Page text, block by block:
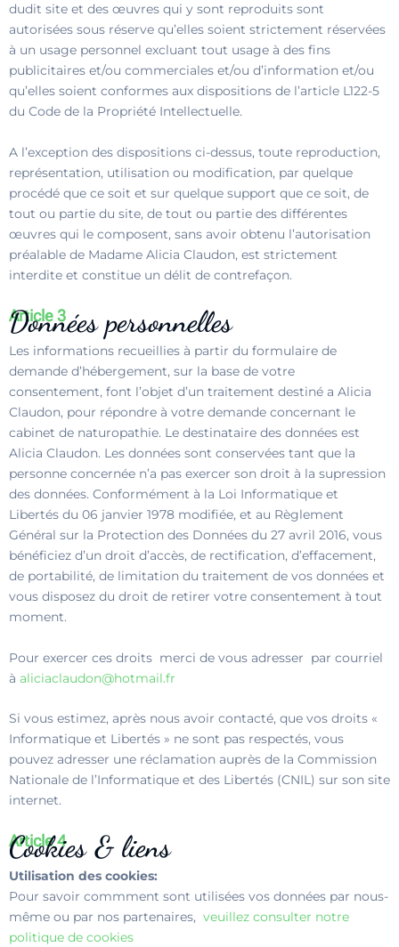
dudit site et des œuvres qui y sont reproduits sont
autorisées sous réserve qu’elles soient strictement réservées
à un usage personnel excluant tout usage à des fins
publicitaires et/ou commerciales et/ou d’information et/ou
qu’elles soient conformes aux dispositions de l’article L122-5
du Code de la Propriété Intellectuelle.
A l’exception des dispositions ci-dessus, toute reproduction,
représentation, utilisation ou modification, par quelque
procédé que ce soit et sur quelque support que ce soit, de
tout ou partie du site, de tout ou partie des différentes
œuvres qui le composent, sans avoir obtenu l’autorisation
préalable de Madame Alicia Claudon, est strictement
interdite et constitue un délit de contrefaçon.
Article 3
Données personnelles
Les informations recueillies à partir du formulaire de
demande d’hébergement, sur la base de votre
consentement, font l’objet d’un traitement destiné a Alicia
Claudon, pour répondre à votre demande concernant le
cabinet de naturopathie. Le destinataire des données est
Alicia Claudon. Les données sont conservées tant que la
personne concernée n’a pas exercer son droit à la supression
des données. Conformément à la Loi Informatique et
Libertés du 06 janvier 1978 modifiée, et au Règlement
Général sur la Protection des Données du 27 avril 2016, vous
bénéficiez d’un droit d’accès, de rectification, d’effacement,
de portabilité, de limitation du traitement de vos données et
vous disposez du droit de retirer votre consentement à tout
moment.
Pour exercer ces droits merci de vous adresser par courriel
à aliciaclaudon@hotmail.fr
Si vous estimez, après nous avoir contacté, que vos droits «
Informatique et Libertés » ne sont pas respectés, vous
pouvez adresser une réclamation auprès de la Commission
Nationale de l’Informatique et des Libertés (CNIL) sur son site
internet.
Article 4
Cookies & liens
Utilisation des cookies:
Pour savoir commment sont utilisées vos données par nous-
même ou par nos partenaires, veuillez consulter notre
politique de cookies